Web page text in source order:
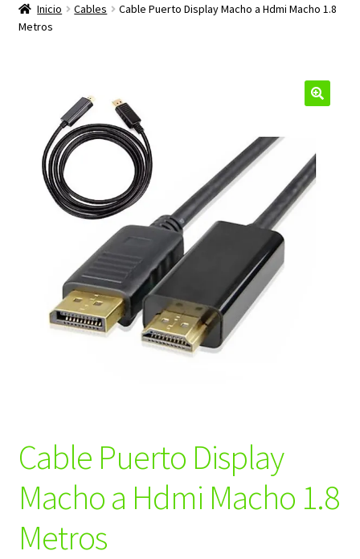
hijo
productos
Inicio Cables
Cable Puerto Display Macho a Hdmi Macho 1.8
Metros
Cable Puerto Display
Macho a Hdmi Macho 1.8
Metros